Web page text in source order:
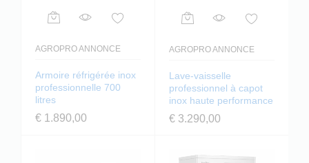
AGROPRO ANNONCE
Armoire réfrigérée inox
professionnelle 700
litres
€ 1.890,00
AGROPRO ANNONCE
Lave-vaisselle
professionnel à capot
inox haute performance
€3.290,00